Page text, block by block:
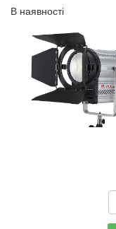
В наявності